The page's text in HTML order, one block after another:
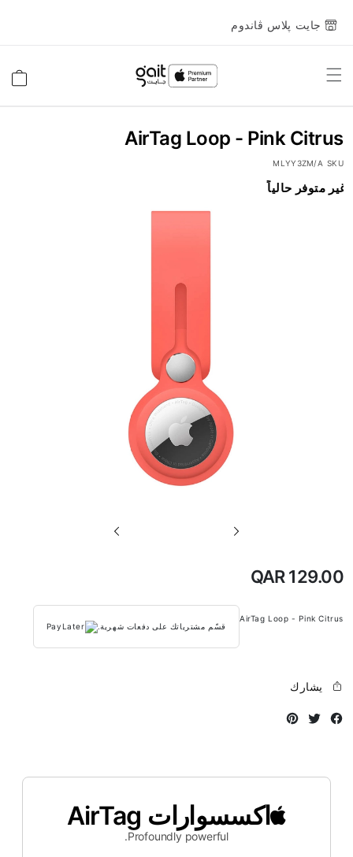
جايت پلاس ڤاندوم
Toggle
AirTag Loop - Pink Citrus
SKU
MLYY3ZM/A
انتقل
إلى
غير متوفر حالياً
معرض
QAR 129.00
AirTag Loop - Pink Citrus
قسّم مشترياتك على دفعات شهرية.
يشارك
Facebook
Twitter
اكسسوارات AirTag
Profoundly powerful.